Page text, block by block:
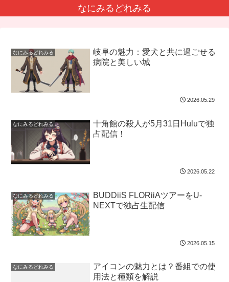
なにみるどれみる
なにみるどれみる
岐阜の魅力：愛犬と共に過ごせる
病院と美しい城
2026.05.29
なにみるどれみる
十角館の殺人が5月31日Huluで独
占配信！
2026.05.22
なにみるどれみる
BUDDiiS FLORiiAツアーをU-
NEXTで独占生配信
2026.05.15
なにみるどれみる
アイコンの魅力とは？番組での使
用法と種類を解説